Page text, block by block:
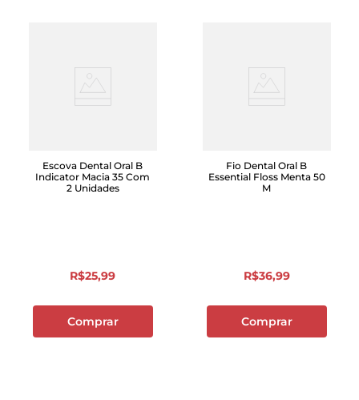
Escova Dental Oral B
Indicator Macia 35 Com
2 Unidades
R$25,99
Comprar
Fio Dental Oral B
Essential Floss Menta 50
M
R$36,99
Comprar